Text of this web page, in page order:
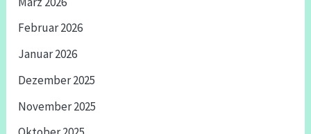
Februar 2026
Januar 2026
Dezember 2025
November 2025